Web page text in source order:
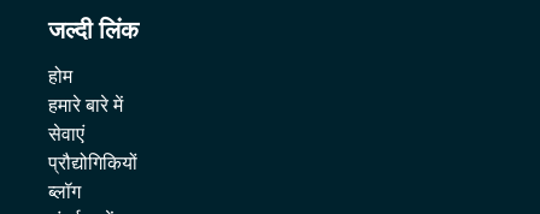
जल्दी लिंक
होम
हमारे बारे में
सेवाएं
प्रौद्योगिकियों
ब्लॉग